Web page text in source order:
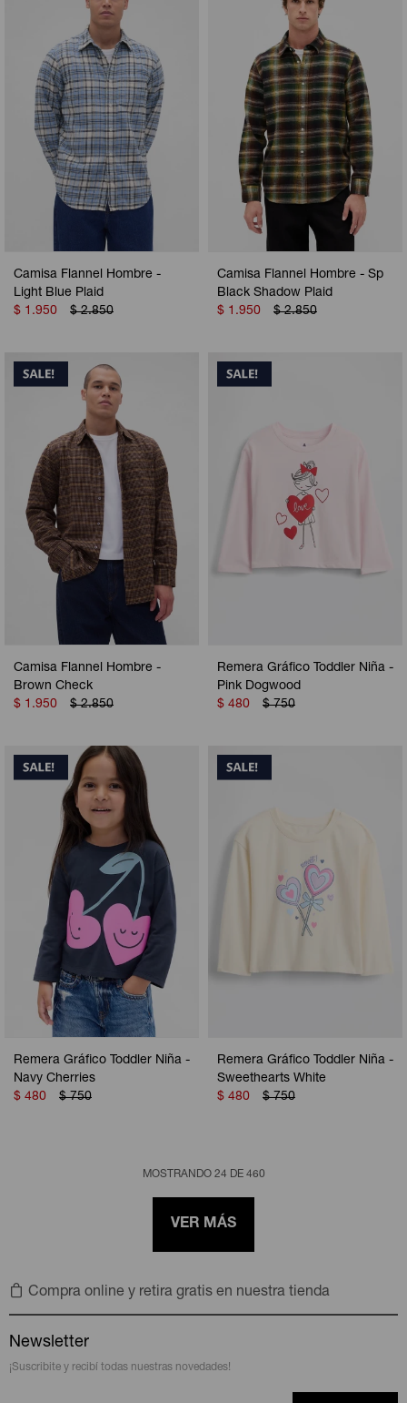
Camisa Flannel Hombre -
Light Blue Plaid
$ 1.950 $ 2.850
Camisa Flannel Hombre - Sp
Black Shadow Plaid
$ 1.950 $ 2.850
Camisa Flannel Hombre -
Brown Check
$ 1.950 $ 2.850
Remera Gráfico Toddler Niña -
Pink Dogwood
$ 480 $ 750
Remera Gráfico Toddler Niña -
Navy Cherries
$ 480 $ 750
Remera Gráfico Toddler Niña -
Sweethearts White
$ 480 $ 750
MOSTRANDO 24 DE 460
VER MÁS
Compra online y retira gratis en nuestra tienda
Newsletter
¡Suscribite y recibí todas nuestras novedades!